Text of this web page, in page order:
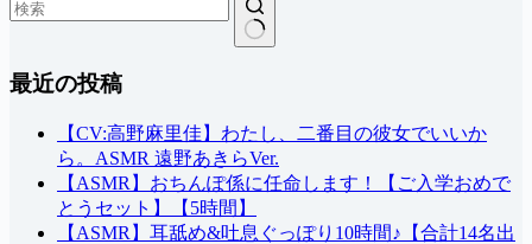
果
最近の投稿
【CV:高野麻里佳】わたし、二番目の彼女でいいか
ら。ASMR 遠野あきらVer.
【ASMR】おちんぽ係に任命します！【ご入学おめで
とうセット】【5時間】
【ASMR】耳舐め&吐息ぐっぽり10時間♪【合計14名出